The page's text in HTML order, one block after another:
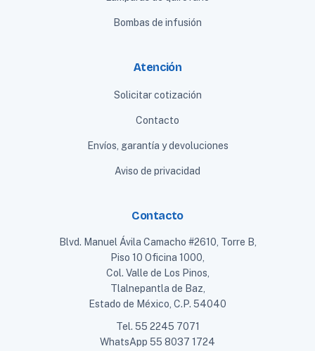
Bombas de infusión
Atención
Solicitar cotización
Contacto
Envíos, garantía y devoluciones
Aviso de privacidad
Contacto
Blvd. Manuel Ávila Camacho #2610, Torre B,
Piso 10 Oficina 1000,
Col. Valle de Los Pinos,
Tlalnepantla de Baz,
Estado de México, C.P. 54040
Tel. 55 2245 7071
WhatsApp 55 8037 1724